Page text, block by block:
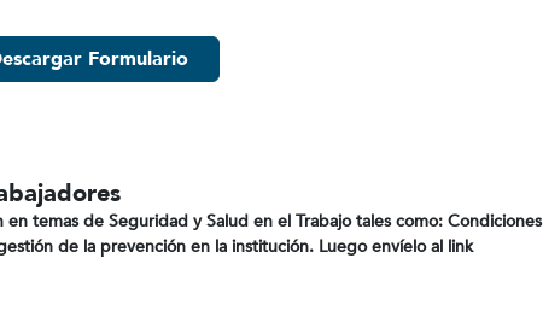
Formulario
temas de Seguridad y Salud en el Trabajo tales como: Condiciones
de la prevención en la institución. Luego envíelo al link